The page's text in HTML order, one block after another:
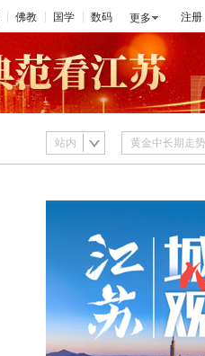
佛教 国学 数码 更多 注册
站内